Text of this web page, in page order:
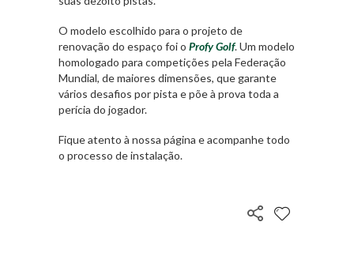
O modelo escolhido para o projeto de
renovação do espaço foi o Profy Golf. Um modelo
homologado para competições pela Federação
Mundial, de maiores dimensões, que garante
vários desafios por pista e põe à prova toda a
perícia do jogador.
Fique atento à nossa página e acompanhe todo
o processo de instalação.